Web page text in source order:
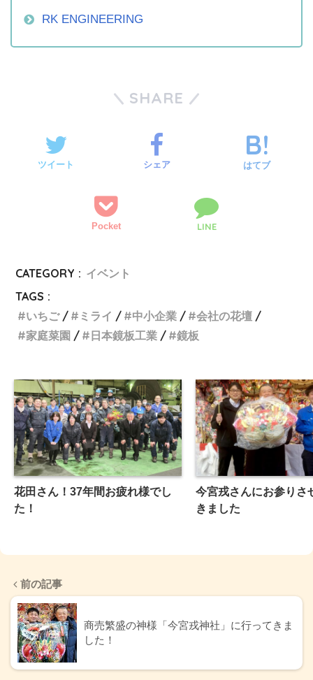
RK ENGINEERING
SHARE
ツイート シェア はてブ
Pocket LINE
CATEGORY : イベント
TAGS :
いちご
ミライ 中小企業
会社の花壇
家庭菜園
日本鏡板工業 鏡板
花田さん！37年間お疲れ様でし
た！
今宮戎さんにお参りさ
きました
前の記事
商売繁盛の神様「今宮戎神社」に行ってきま
した！